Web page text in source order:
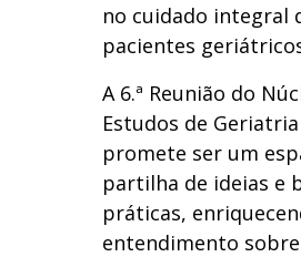
no cuidado integral
pacientes
A 6.ª Reunião do
Estudos de Geriatria
promete ser um
partilha de ideias e
práticas,
entendimento